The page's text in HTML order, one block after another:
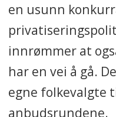
en usunn
innrømmer at
har en vei å gå.
egne folkevalgte
anbudsrundene.